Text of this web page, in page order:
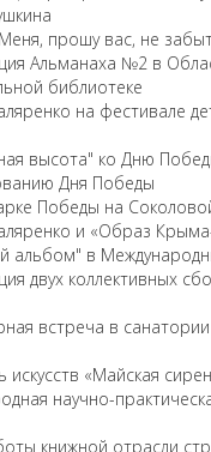
прошу вас, не
Альманаха №2 в
библиотеке
на фестивале
высота" ко Дню
Дня Победы
Победы на
и «Образ
альбом" в
двух коллективных
встреча в
искусств «Майская
научно-
книжной отрасли